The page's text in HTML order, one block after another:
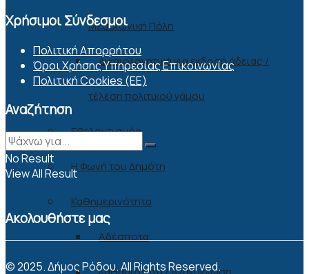
Μεσαιωνική Πόλη
Δικαιολογητικά για εκδοσή άδειας /
τέλεση πολιτικού γάμου
Εθελοντισμός
Η Φωνή του Δημότη
Καθημερινότητα
Αδέσποτα
Χρήσιμοι Σύνδεσμοι
Πολιτική Απορρήτου
Όροι Χρήσης Υπηρεσίας Επικοινωνίας
Πολιτική Cookies (ΕΕ)
Αναζήτηση
No Result
View All Result
Ακολουθήστε μας
© 2025. Δήμος Ρόδου. All Rights Reserved.